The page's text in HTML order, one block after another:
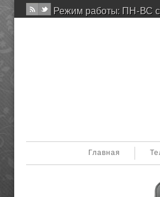
Режим работы: ПН-ВС с
Главная